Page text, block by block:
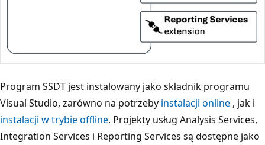
Program SSDT jest instalowany jako składnik programu
Visual Studio, zarówno na potrzeby instalacji online , jak i
instalacji w trybie offline. Projekty usług Analysis Services,
Integration Services i Reporting Services są dostępne jako